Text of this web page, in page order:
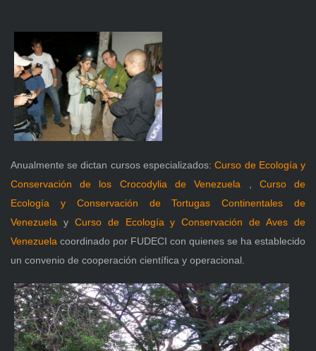
Anualmente se dictan cursos especializados:Curso de Ecología y
Conservación de los Crocodylia de Venezuela , Curso de
Ecología y Conservación de Tortugas Continentales de
Venezuelay Curso de Ecología y Conservación de Aves de
Venezuelacoordinado por FUDECI con quienes se ha establecido
un convenio de cooperación científica y operacional.